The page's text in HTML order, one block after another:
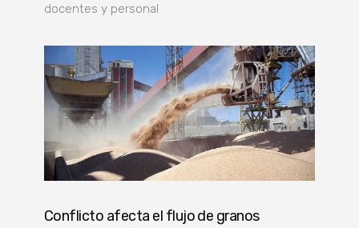
docentes y personal
Conflicto afecta el flujo de granos